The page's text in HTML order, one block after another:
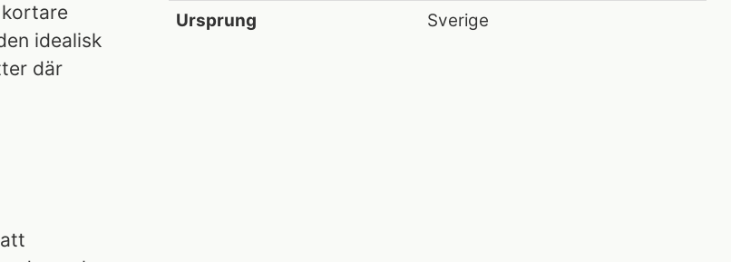
idealisk
där
Ursprung
Sverige